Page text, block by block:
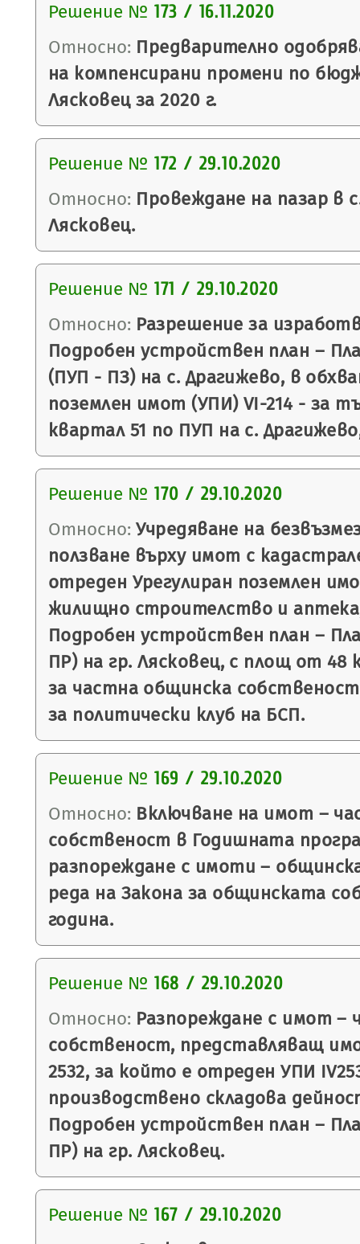
Решение № 173 / 16.11.2020
Относно: Предварително
на компенсирани промени по
Лясковец за 2020 г.
Решение № 172 / 29.10.2020
Относно: Провеждане на пазар в
Лясковец.
Решение № 171 / 29.10.2020
Относно: Разрешение за
Подробен устройствен план –
(ПУП - ПЗ) на с. Драгижево, в
поземлен имот (УПИ) VI-214 - за
квартал 51 по ПУП на с.
Решение № 170 / 29.10.2020
Относно: Учредяване на
ползване върху имот с
отреден Урегулиран поземлен
жилищно строителство и
Подробен устройствен план –
ПР) на гр. Лясковец, с площ от 48
за частна общинска
за политически клуб на БСП.
Решение № 169 / 29.10.2020
Относно: Включване на имот –
собственост в Годишната
разпореждане с имоти –
реда на Закона за общинската
година.
Решение № 168 / 29.10.2020
Относно: Разпореждане с имот –
собственост, представляващ
2532, за който е отреден УПИ
производствено складова
Подробен устройствен план –
ПР) на гр. Лясковец.
Решение № 167 / 29.10.2020